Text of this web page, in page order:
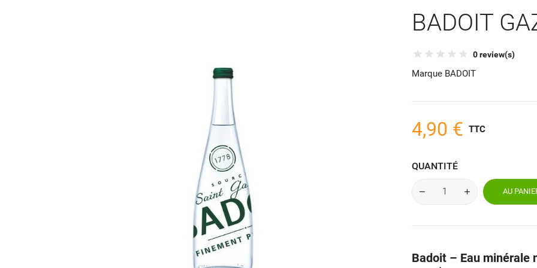
BADOIT
0 review(s)
Marque BADOIT
4,90 € TTC
QUANTITÉ
AU
Badoit – Eau minérale